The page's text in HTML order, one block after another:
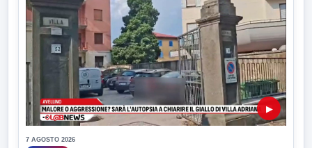
▶
7 AGOSTO 2026